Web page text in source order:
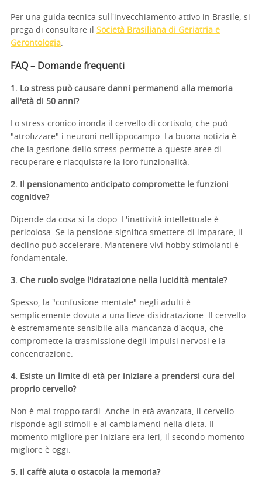
Per una guida tecnica sull'invecchiamento attivo in Brasile, si
prega di consultare il Società Brasiliana di Geriatria e
Gerontologia
FAQ – Domande frequenti
1. Lo stress può causare danni permanenti alla memoria
all'età di 50 anni?
Lo stress cronico inonda il cervello di cortisolo, che può
"atrofizzare" i neuroni nell'ippocampo. La buona notizia è
che la gestione dello stress permette a queste aree di
recuperare e riacquistare la loro funzionalità.
2. Il pensionamento anticipato compromette le funzioni
cognitive?
Dipende da cosa si fa dopo. L'inattività intellettuale è
pericolosa. Se la pensione significa smettere di imparare, il
declino può accelerare. Mantenere vivi hobby stimolanti è
fondamentale.
3. Che ruolo svolge l'idratazione nella lucidità mentale?
Spesso, la "confusione mentale" negli adulti è
semplicemente dovuta a una lieve disidratazione. Il cervello
è estremamente sensibile alla mancanza d'acqua, che
compromette la trasmissione degli impulsi nervosi e la
concentrazione.
4. Esiste un limite di età per iniziare a prendersi cura del
proprio cervello?
Non è mai troppo tardi. Anche in età avanzata, il cervello
risponde agli stimoli e ai cambiamenti nella dieta. Il
momento migliore per iniziare era ieri; il secondo momento
migliore è oggi.
5. Il caffè aiuta o ostacola la memoria?